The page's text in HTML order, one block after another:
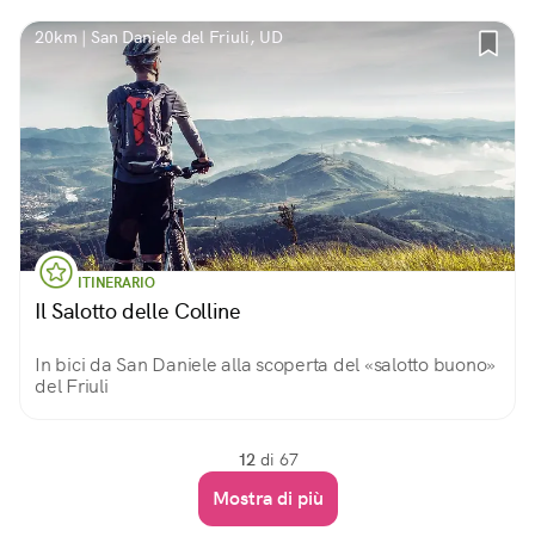
20km | San Daniele del Friuli, UD
ITINERARIO
Il Salotto delle Colline
In bici da San Daniele alla scoperta del «salotto buono»
del Friuli
12 di 67
Mostra di più